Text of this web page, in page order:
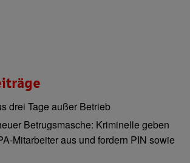
drei Tage außer Betrieb
Betrugsmasche: Kriminelle geben
Mitarbeiter aus und fordern PIN sowie